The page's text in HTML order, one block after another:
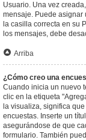
Usuario. Una vez
mensaje. Puede asignar
la casilla correcta en su
los mensajes, debe
Arriba
¿Cómo creo una
Cuando inicia un nuevo
clic en la etiqueta
la visualiza, significa
encuestas. Inserte un
asegurándose de que
formulario. También